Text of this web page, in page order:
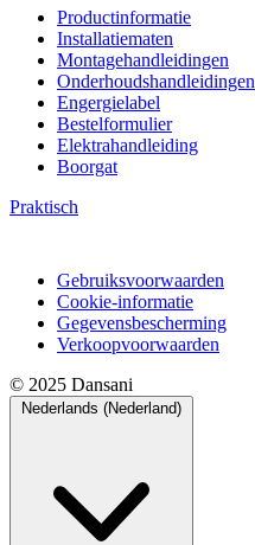
Productinformatie
Installatiematen
Montagehandleidingen
Onderhoudshandleidingen
Engergielabel
Bestelformulier
Elektrahandleiding
Boorgat
Praktisch
Gebruiksvoorwaarden
Cookie-informatie
Gegevensbescherming
Verkoopvoorwaarden
© 2025 Dansani
Nederlands (Nederland)